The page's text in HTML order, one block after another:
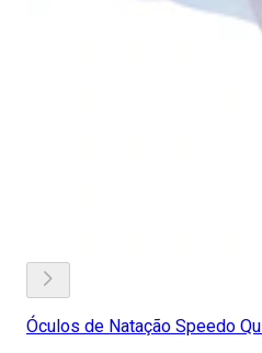
Óculos de Natação Speedo